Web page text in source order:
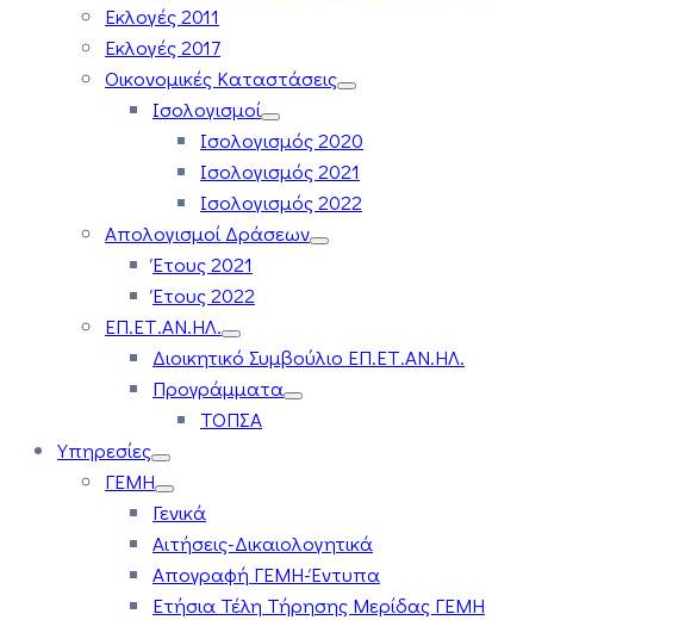
Εκλογές 2011
Εκλογές 2017
Οικονομικές Καταστάσεις
Ισολογισμοί
Ισολογισμός 2020
Ισολογισμός 2021
Ισολογισμός 2022
Απολογισμοί Δράσεων
Έτους 2021
Έτους 2022
ΕΠ.ΕΤ.ΑΝ.ΗΛ.
Διοικητικό Συμβούλιο ΕΠ.ΕΤ.ΑΝ.ΗΛ.
Προγράμματα
ΤΟΠΣΑ
Υπηρεσίες
ΓΕΜΗ
Γενικά
Αιτήσεις-Δικαιολογητικά
Απογραφή ΓΕΜΗ-Έντυπα
Ετήσια Τέλη Τήρησης Μερίδας ΓΕΜΗ